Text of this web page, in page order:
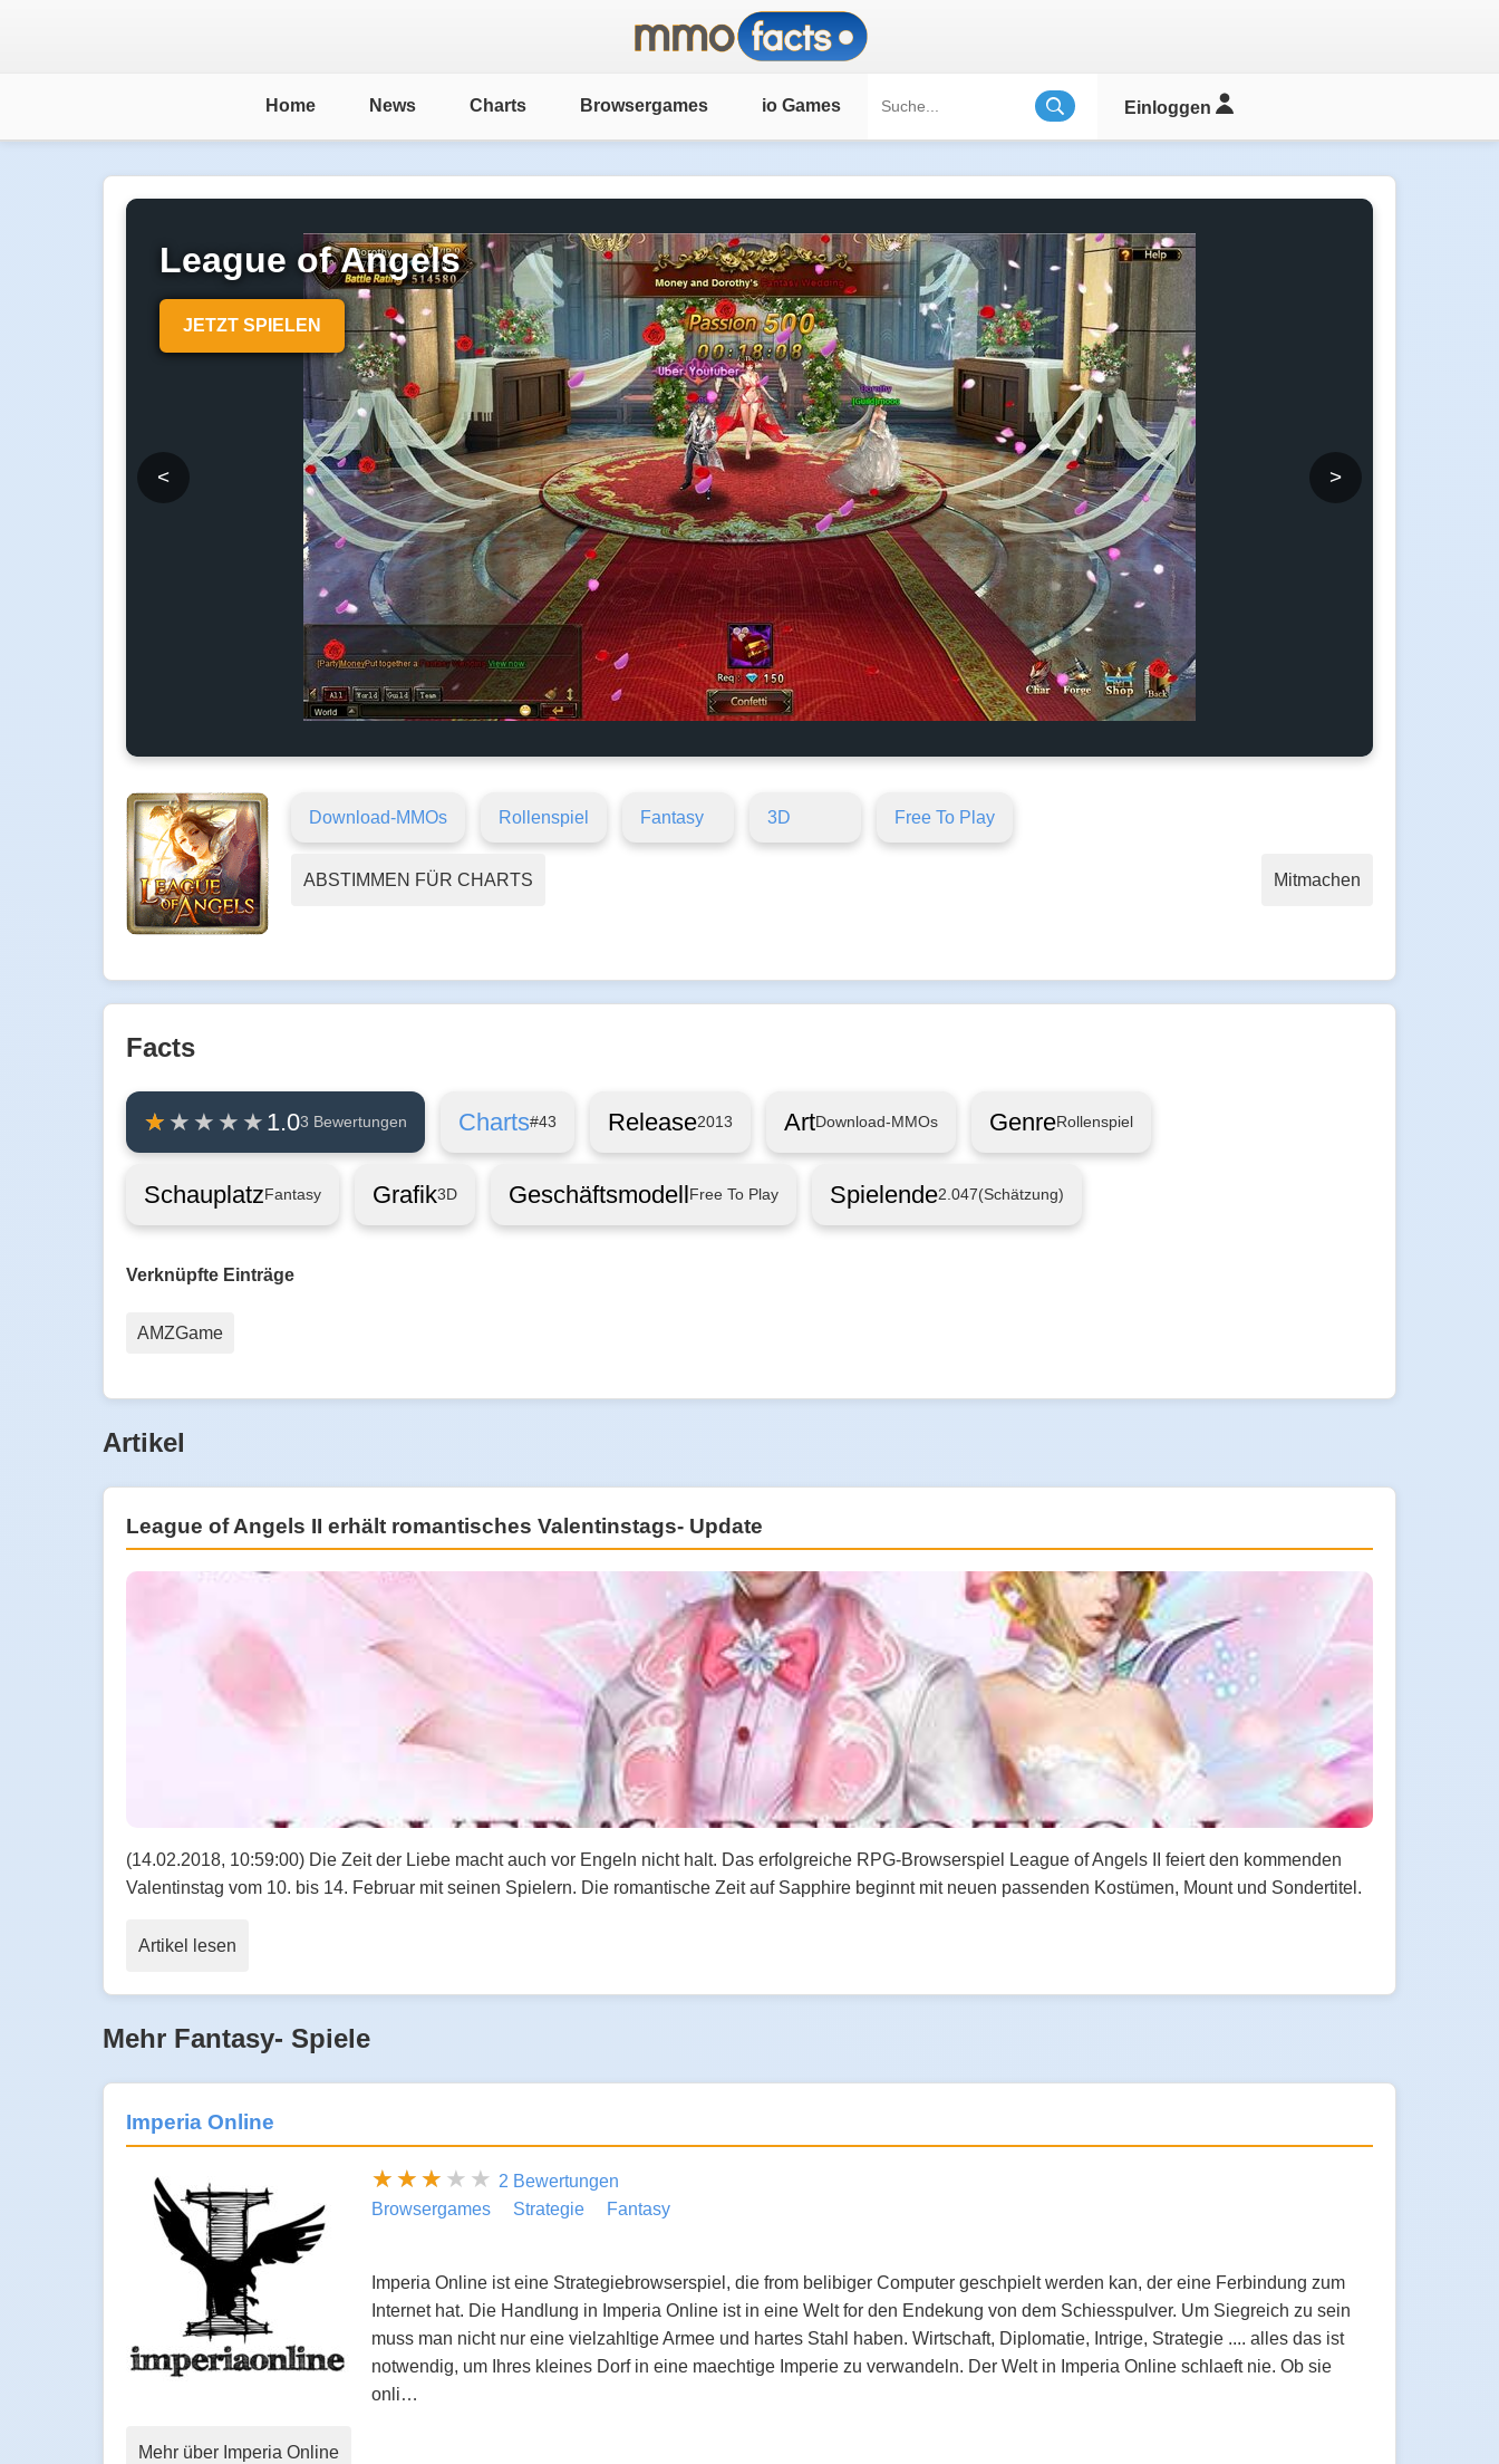
Home News Charts Browsergames io Games Einloggen
League of Angels
JETZT SPIELEN
< >
Download-MMOs Rollenspiel Fantasy 3D Free To Play
ABSTIMMEN FÜR CHARTS Mitmachen
Facts
1.03 Bewertungen Charts#43 Release2013 ArtDownload-MMOs GenreRollenspiel
SchauplatzFantasy Grafik3D GeschäftsmodellFree To Play Spielende2.047(Schätzung)
Verknüpfte Einträge
AMZGame
Artikel
League of Angels II erhält romantisches Valentinstags- Update
(14.02.2018, 10:59:00) Die Zeit der Liebe macht auch vor Engeln nicht halt. Das erfolgreiche RPG-Browserspiel League of Angels II feiert den kommenden
Valentinstag vom 10. bis 14. Februar mit seinen Spielern. Die romantische Zeit auf Sapphire beginnt mit neuen passenden Kostümen, Mount und Sondertitel.
Artikel lesen
Mehr Fantasy- Spiele
Imperia Online
2 Bewertungen
Browsergames
Strategie Fantasy
Imperia Online ist eine Strategiebrowserspiel, die from belibiger Computer geschpielt werden kan, der eine Ferbindung zum
Internet hat. Die Handlung in Imperia Online ist in eine Welt for den Endekung von dem Schiesspulver. Um Siegreich zu sein
muss man nicht nur eine vielzahltige Armee und hartes Stahl haben. Wirtschaft, Diplomatie, Intrige, Strategie .... alles das ist
notwendig, um Ihres kleines Dorf in eine maechtige Imperie zu verwandeln. Der Welt in Imperia Online schlaeft nie. Ob sie
onli…
Mehr über Imperia Online